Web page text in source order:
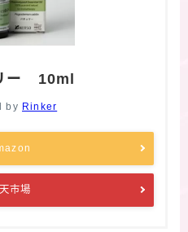
ー 10ml
by Rinker
市場